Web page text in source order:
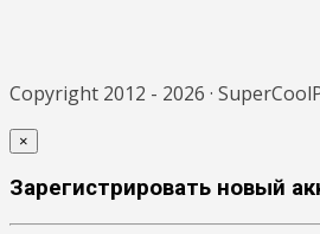
Copyright 2012 - 2026 ·
×
Зарегистрировать новый